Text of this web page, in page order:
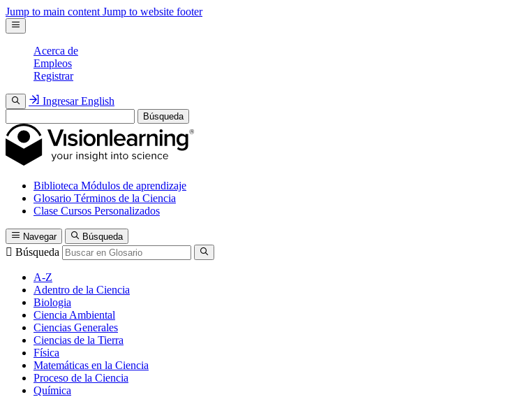
Jump to main content Jump to website footer
Acerca de
Empleos
Registrar
Ingresar English
Búsqueda
Biblioteca Módulos de aprendizaje
Glosario Términos de la Ciencia
Clase Cursos Personalizados
Navegar Búsqueda
Búsqueda
A-Z
Adentro de la Ciencia
Biologia
Ciencia Ambiental
Ciencias Generales
Ciencias de la Tierra
Física
Matemáticas en la Ciencia
Proceso de la Ciencia
Química